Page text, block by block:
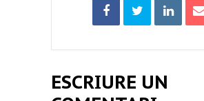
ESCRIURE UN